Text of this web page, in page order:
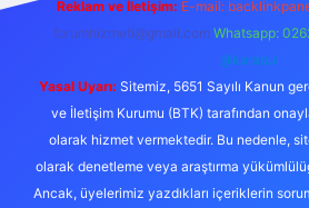
Reklam ve İletişim: E-mail:
forumhizmeti@gmail.com Whatsapp:
@karabul
Yasal Uyarı: Sitemiz, 5651 Sayılı Kanun
ve İletişim Kurumu (BTK) tarafından
olarak hizmet vermektedir. Bu nedenle,
olarak denetleme veya araştırma
Ancak, üyelerimiz yazdıkları içeriklerin